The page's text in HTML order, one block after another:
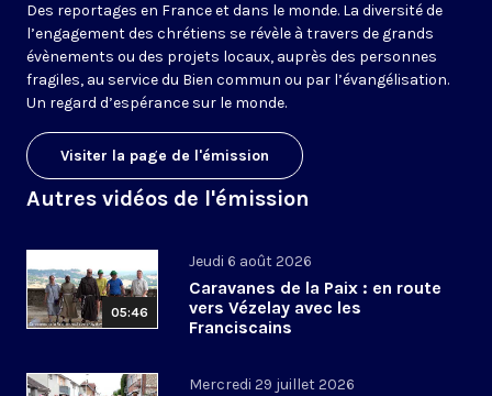
Des reportages en France et dans le monde. La diversité de
l’engagement des chrétiens se révèle à travers de grands
évènements ou des projets locaux, auprès des personnes
fragiles, au service du Bien commun ou par l’évangélisation.
Un regard d’espérance sur le monde.
Visiter la page de l'émission
Autres vidéos de l'émission
05:46
Jeudi 6 août 2026
Caravanes de la Paix : en route
vers Vézelay avec les
Franciscains
Mercredi 29 juillet 2026